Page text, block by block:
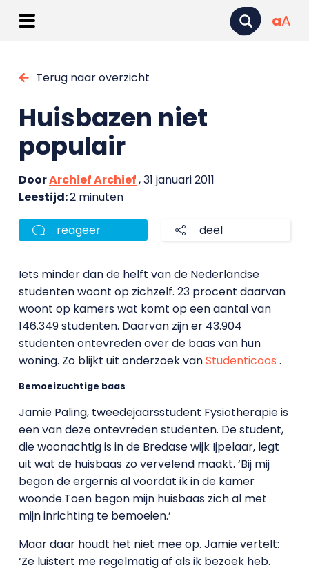
aA
Terug naar overzicht
Huisbazen niet
populair
DoorArchief Archief, 31 januari 2011
Leestijd:2 minuten
reageer deel
Iets minder dan de helft van de Nederlandse
studenten woont op zichzelf. 23 procent daarvan
woont op kamers wat komt op een aantal van
146.349 studenten. Daarvan zijn er 43.904
studenten ontevreden over de baas van hun
woning. Zo blijkt uit onderzoek vanStudenticoos .
Bemoeizuchtige baas
Jamie Paling, tweedejaarsstudent Fysiotherapie is
een van deze ontevreden studenten. De student,
die woonachtig is in de Bredase wijk Ijpelaar, legt
uit wat de huisbaas zo vervelend maakt. ‘Bij mij
begon de ergernis al voordat ik in de kamer
woonde.Toen begon mijn huisbaas zich al met
mijn inrichting te bemoeien.’
Maar daar houdt het niet mee op. Jamie vertelt:
‘Ze luistert me regelmatig af als ik bezoek heb.